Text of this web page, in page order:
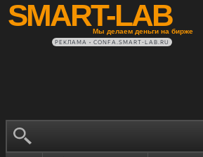
SMART-LAB
Мы делаем деньги на бирже
РЕКЛАМА • CONFA.SMART-LAB.RU